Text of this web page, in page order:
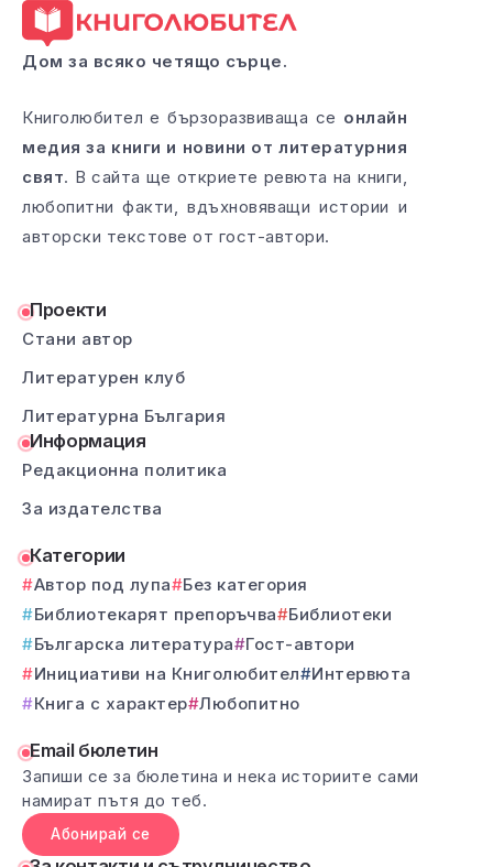
Дом за всяко четящо сърце.
Книголюбител е бързоразвиваща се онлайн
медия за книги и новини от литературния
свят. В сайта ще откриете ревюта на книги,
любопитни факти, вдъхновяващи истории и
авторски текстове от гост-автори.
Проекти
Стани автор
Литературен клуб
Литературна България
Информация
Редакционна политика
За издателства
Категории
Автор под лупа
Без категория
Библиотекарят препоръчва
Библиотеки
Българска литература
Гост-автори
Инициативи на Книголюбител
Интервюта
Книга с характер Любопитно
Email бюлетин
Запиши се за бюлетина и нека историите сами
намират пътя до теб.
Абонирай се